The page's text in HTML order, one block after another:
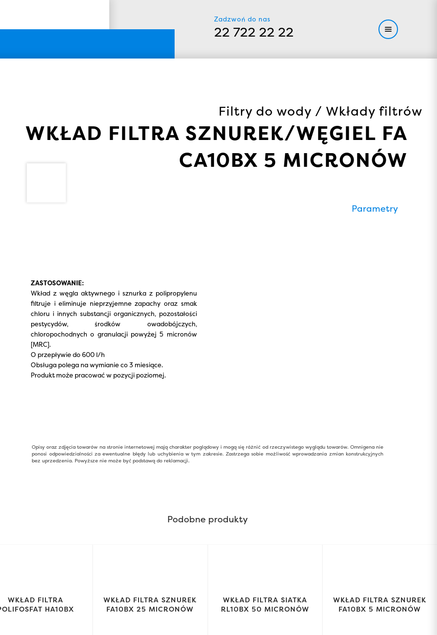
Zadzwoń do nas
22 722 22 22
Filtry do wody / Wkłady filtrów
WKŁAD FILTRA SZNUREK/WĘGIEL FA
CA10BX 5 MICRONÓW
Parametry
ZASTOSOWANIE:
Wkład z węgla aktywnego i sznurka z polipropylenu
filtruje i eliminuje nieprzyjemne zapachy oraz smak
chloru i innych substancji organicznych, pozostałości
pestycydów, środków owadobójczych,
chloropochodnych o granulacji powyżej 5 micronów
[MRC].
O przepływie do 600 l/h
Obsługa polega na wymianie co 3 miesiące.
Produkt może pracować w pozycji poziomej.
Opisy oraz zdjęcia towarów na stronie internetowej mają charakter poglądowy i mogą się różnić od rzeczywistego wyglądu towarów. Omnigena nie
ponosi odpowiedzialności za ewentualne błędy lub uchybienia w tym zakresie. Zastrzega sobie możliwość wprowadzania zmian konstrukcyjnych
bez uprzedzenia. Powyższe nie może być podstawą do reklamacji.
Podobne produkty
WKŁAD FILTRA
HA10BX
WKŁAD FILTRA SZNUREK
FA10BX 25 MICRONÓW
WKŁAD FILTRA SIATKA
RL10BX 50 MICRONÓW
WKŁAD FILTRA SZNUREK
FA10BX 5 MICRONÓW